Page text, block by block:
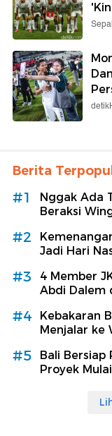
Berita
#1
Nggak Ada
Beraksi
#2
Jadi Hari
#3
4 Member
Abdi Dalem
#4
Kebakaran
Menjalar ke
#5
Bali Bersiap
Proyek